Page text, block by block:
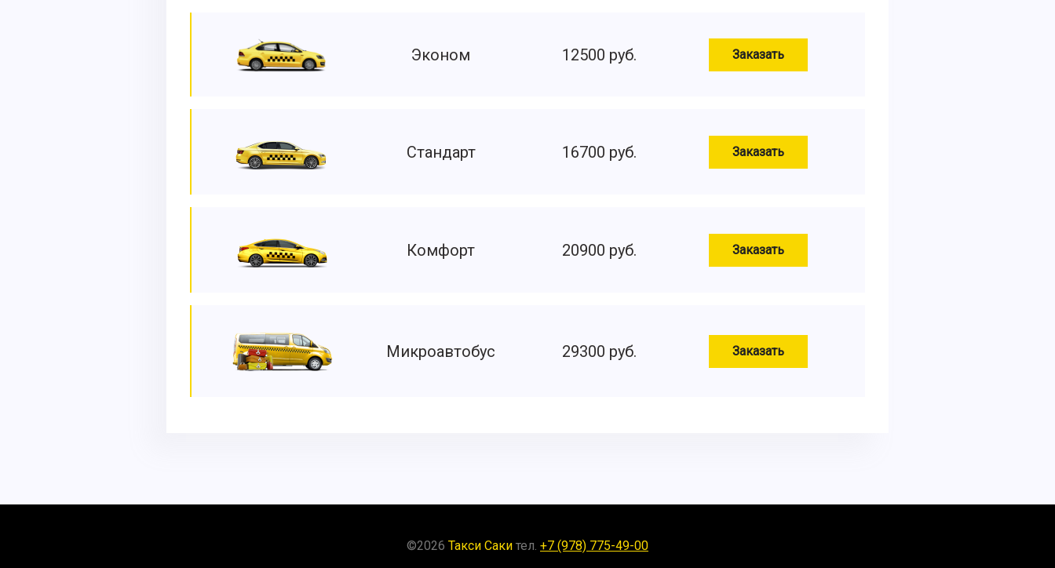
Эконом 12500 руб. Заказать
Стандарт 16700 руб. Заказать
Комфорт 20900 руб. Заказать
Микроавтобус 29300 руб. Заказать
©2026 Такси Саки тел. +7 (978) 775-49-00